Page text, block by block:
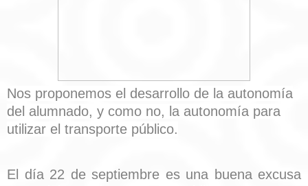
Nos proponemos el desarrollo de la autonomía
del alumnado, y como no, la autonomía para
utilizar el transporte público.
El día 22 de septiembre es una buena excusa